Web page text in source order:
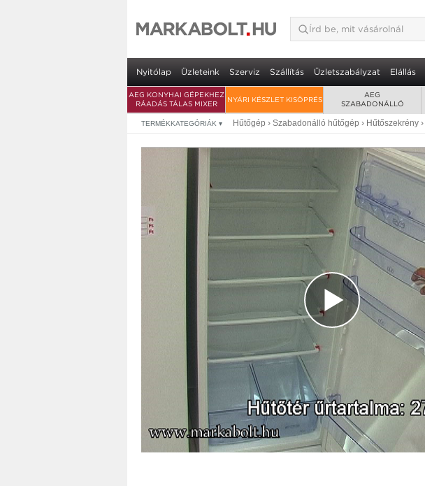
Nyitólap Üzleteink Szerviz Szállítás Üzletszabályzat Elállás
AEG KONYHAI GÉPEKHEZ
RÁADÁS TÁLAS MIXER
NYÁRI KÉSZLET KISÖPRÉS
AEG
SZABADONÁLLÓ
TERMÉKKATEGÓRIÁK ▾ Hűtőgép › Szabadonálló hűtőgép › Hűtőszekrény ›